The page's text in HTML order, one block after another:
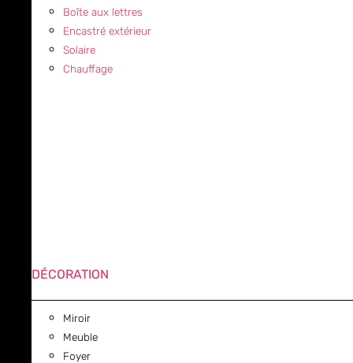
Boîte aux lettres
Encastré extérieur
Solaire
Chauffage
DÉCORATION
Miroir
Meuble
Foyer